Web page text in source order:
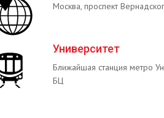
Москва, проспект
Университет
Ближайшая станция метро
БЦ